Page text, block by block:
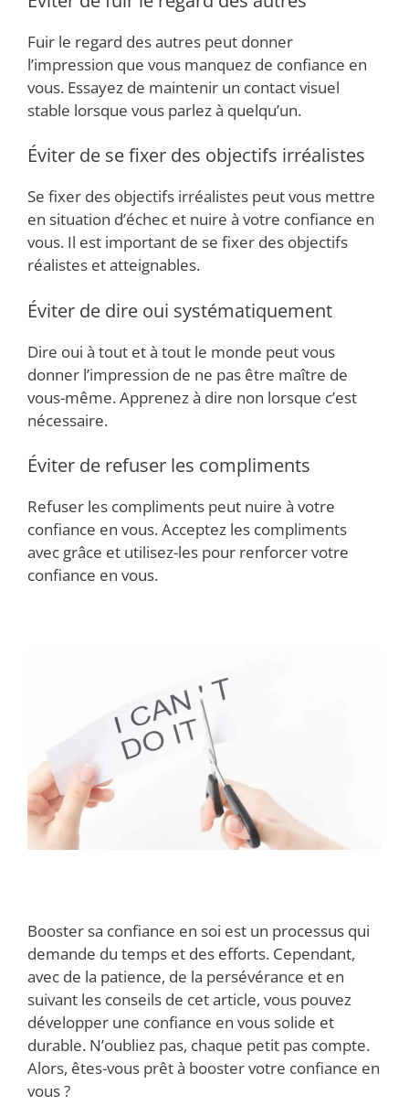
Fuir le regard des autres peut donner
l’impression que vous manquez de confiance en
vous. Essayez de maintenir un contact visuel
stable lorsque vous parlez à quelqu’un.
Éviter de se fixer des objectifs irréalistes
Se fixer des objectifs irréalistes peut vous mettre
en situation d’échec et nuire à votre confiance en
vous. Il est important de se fixer des objectifs
réalistes et atteignables.
Éviter de dire oui systématiquement
Dire oui à tout et à tout le monde peut vous
donner l’impression de ne pas être maître de
vous-même. Apprenez à dire non lorsque c’est
nécessaire.
Éviter de refuser les compliments
Refuser les compliments peut nuire à votre
confiance en vous. Acceptez les compliments
avec grâce et utilisez-les pour renforcer votre
confiance en vous.
Booster sa confiance en soi est un processus qui
demande du temps et des efforts. Cependant,
avec de la patience, de la persévérance et en
suivant les conseils de cet article, vous pouvez
développer une confiance en vous solide et
durable. N’oubliez pas, chaque petit pas compte.
Alors, êtes-vous prêt à booster votre confiance en
vous ?